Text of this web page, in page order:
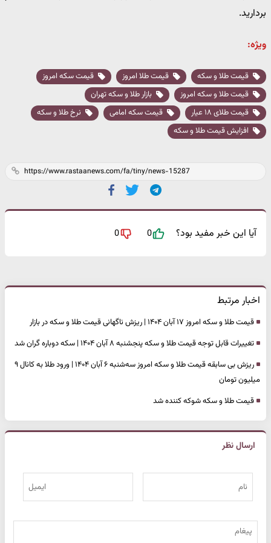
بردارید.
ویژه:
قیمت طلا و سکه قیمت طلا امروز
قیمت سکه امروز
قیمت طلا و سکه امروز
بازار طلا و سکه تهران
قیمت طلای ۱۸ عیار
قیمت سکه امامی
نرخ طلا و سکه
افزایش قیمت طلا و سکه
آیا این خبر مفید بود؟ 0
0
اخبار مرتبط
قیمت طلا و سکه امروز ۱۷ آبان ۱۴۰۴ | ریزش ناگهانی قیمت طلا و سکه در بازار
تغییرات قابل توجه قیمت طلا و سکه پنجشنبه ۸ آبان ۱۴۰۴ | سکه دوباره گران شد
ریزش بی سابقه قیمت طلا و سکه امروز سه‌شنبه ۶ آبان ۱۴۰۴ | ورود طلا به کانال ۹
میلیون تومان
قیمت طلا و سکه شوکه کننده شد
ارسال نظر